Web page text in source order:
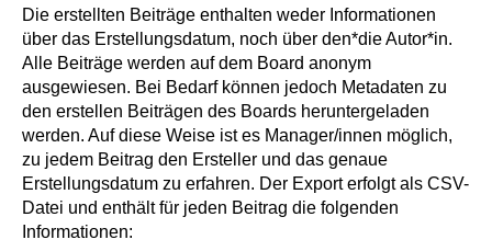
Die erstellten Beiträge enthalten weder Informationen
über das Erstellungsdatum, noch über den*die Autor*in.
Alle Beiträge werden auf dem Board anonym
ausgewiesen. Bei Bedarf können jedoch Metadaten zu
den erstellen Beiträgen des Boards heruntergeladen
werden. Auf diese Weise ist es Manager/innen möglich,
zu jedem Beitrag den Ersteller und das genaue
Erstellungsdatum zu erfahren. Der Export erfolgt als CSV-
Datei und enthält für jeden Beitrag die folgenden
Informationen: